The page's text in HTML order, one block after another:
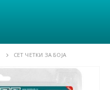
СЕТ ЧЕТКИ ЗА БОЈА